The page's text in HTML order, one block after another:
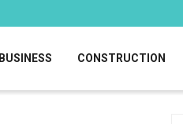
BUSINESS CONSTRUCTION